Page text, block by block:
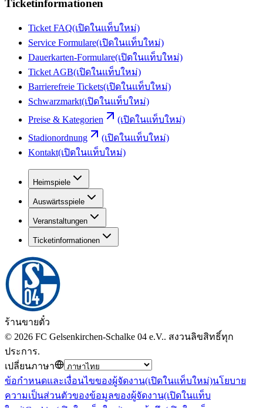
Ticketinformationen
Ticket FAQ(เปิดในแท็บใหม่)
Service Formulare(เปิดในแท็บใหม่)
Dauerkarten-Formulare(เปิดในแท็บใหม่)
Ticket AGB(เปิดในแท็บใหม่)
Barrierefreie Tickets(เปิดในแท็บใหม่)
Schwarzmarkt(เปิดในแท็บใหม่)
Preise & Kategorien
(เปิดในแท็บใหม่)
Stadionordnung
(เปิดในแท็บใหม่)
Kontakt(เปิดในแท็บใหม่)
Heimspiele
Auswärtsspiele
Veranstaltungen
Ticketinformationen
ร้านขายตั๋ว
© 2026 FC Gelsenkirchen-Schalke 04 e.V.. สงวนลิขสิทธิ์ทุก
ประการ.
เปลี่ยนภาษา
ข้อกำหนดและเงื่อนไขของผู้จัดงาน(เปิดในแท็บใหม่)นโยบาย
ความเป็นส่วนตัวของข้อมูลของผู้จัดงาน(เปิดในแท็บ